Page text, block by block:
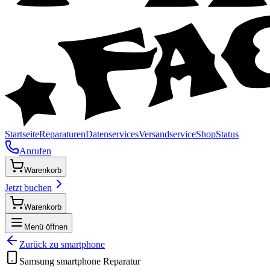
StartseiteReparaturenDatenservicesVersandserviceShopStatus
Anrufen
Warenkorb
Jetzt buchen
Warenkorb
Menü öffnen
Zurück zu smartphone
Samsung smartphone Reparatur